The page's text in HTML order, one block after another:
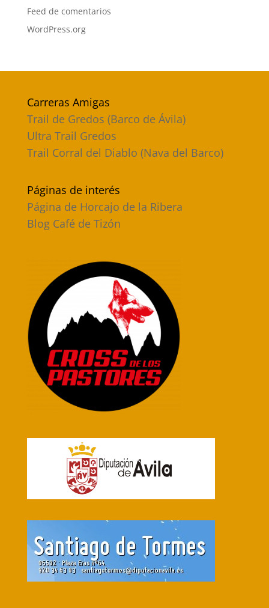
Feed de comentarios
WordPress.org
Carreras Amigas
Trail de Gredos (Barco de Ávila)
Ultra Trail Gredos
Trail Corral del Diablo (Nava del Barco)
Páginas de interés
Página de Horcajo de la Ribera
Blog Café de Tizón